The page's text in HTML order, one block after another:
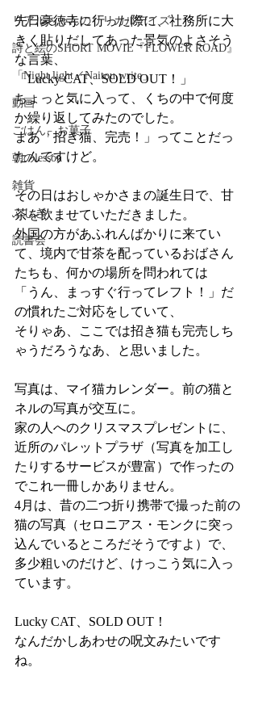
リアルちゃんのリリカルデイズ
詩と絵のSHORT MOVIE『FLOWER ROAD』
「Night light／Naitou write」
動画
ごはん、お菓子
朝のlesson
雑貨
ふしぎ
読書会
先日豪徳寺に行った際に、社務所に大
きく貼りだしてあった景気のよさそう
な言葉、
「Lucky CAT、SOLD OUT！」
ちょっと気に入って、くちの中で何度
か繰り返してみたのでした。
まあ「招き猫、完売！」ってことだっ
たんですけど。
その日はおしゃかさまの誕生日で、甘
茶を飲ませていただきました。
外国の方があふれんばかりに来てい
て、境内で甘茶を配っているおばさん
たちも、何かの場所を問われては
「うん、まっすぐ行ってレフト！」だ
の慣れたご対応をしていて、
そりゃあ、ここでは招き猫も完売しち
ゃうだろうなあ、と思いました。
写真は、マイ猫カレンダー。前の猫と
ネルの写真が交互に。
家の人へのクリスマスプレゼントに、
近所のパレットプラザ（写真を加工し
たりするサービスが豊富）で作ったの
でこれ一冊しかありません。
4月は、昔の二つ折り携帯で撮った前の
猫の写真（セロニアス・モンクに突っ
込んでいるところだそうですよ）で、
多少粗いのだけど、けっこう気に入っ
ています。
Lucky CAT、SOLD OUT！
なんだかしあわせの呪文みたいです
ね。